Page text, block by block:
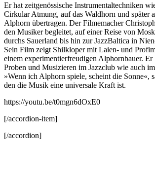
Er hat zeitgenössische Instrumentaltechniken
Cirkular Atmung, auf das Waldhorn und später
Alphorn übertragen. Der Filmemacher
den Musiker begleitet, auf einer Reise von
durchs Sauerland bis hin zur JazzBaltica in
Sein Film zeigt Shilkloper mit Laien- und
einem experimentierfreudigen Alphornbauer. Er
Proben und Musizieren im Jazzclub wie auch
»Wenn ich Alphorn spiele, scheint die Sonne«,
den die Musik eine universale Kraft ist.
https://youtu.be/t0mgn6dOxE0
[/accordion-item]
[/accordion]